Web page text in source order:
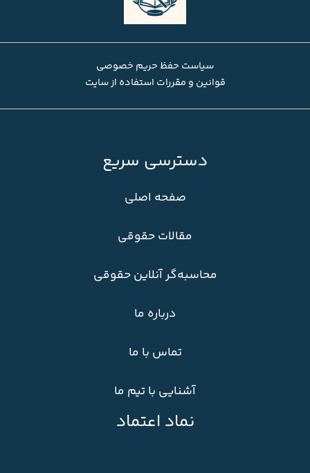
سیاست حفظ حریم خصوصی
قوانین و مقررات استفاده از سایت
دسترسی سریع
صفحه اصلی
مقالات حقوقی
محاسبه‌گر آنلاین حقوقی
درباره ما
تماس با ما
آشنایی با تیم ما
نماد اعتماد